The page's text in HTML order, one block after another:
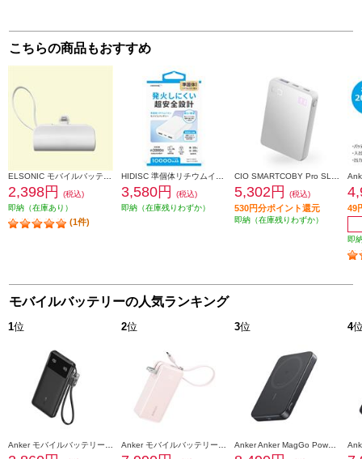
こちらの商品もおすすめ
2,398円
(税込)
即納（在庫あり）
(1件)
3,580円
(税込)
即納（在庫残りわずか）
5,302円 (税込)
530円分ポイント還元
即納（在庫残りわずか）
49
即
モバイルバッテリーの人気ランキング
1位 2位 3位 4